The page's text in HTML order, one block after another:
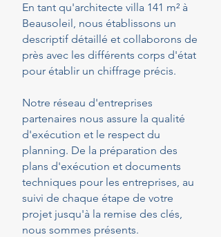
En tant qu'architecte villa 141 m² à
Beausoleil, nous établissons un
descriptif détaillé et collaborons de
près avec les différents corps d'état
pour établir un chiffrage précis.
Notre réseau d'entreprises
partenaires nous assure la qualité
d'exécution et le respect du
planning. De la préparation des
plans d'exécution et documents
techniques pour les entreprises, au
suivi de chaque étape de votre
projet jusqu'à la remise des clés,
nous sommes présents.